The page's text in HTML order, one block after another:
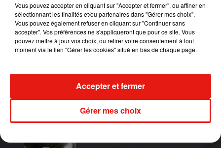
Pour rappel, l'interprète deLocationse produira le
15 avril prochain sur la scène de la
cérémonie desLatin American Music Awards
2021.
Mundo Latino
Guatemala : l'éruption du volcan
Vous pouvez accepter en cliquant sur "Accepter et fermer", ou affiner en
sélectionnant les finalités et/ou partenaires dans "Gérer mes choix".
Vous pouvez également refuser en cliquant sur "Continuer sans
accepter". Vos préférences ne s'appliqueront que pour ce site. Vous
pouvez mettre à jour vos choix, ou retirer votre consentement à tout
moment via le lien "Gérer les cookies" situé en bas de chaque page.
Gérer mes choix
Accepter et fermer